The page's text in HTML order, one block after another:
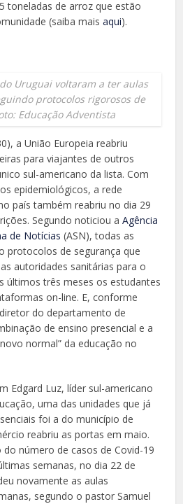
toneladas de arroz que estão
(saiba maisaqui).
Uruguai voltaram a ter aulas
protocolos rigorosos de
Educação Adventista
a União Europeia reabriu
para viajantes de outros
sul-americano da lista. Com
epidemiológicos, a rede
país também reabriu no dia 29
Segundo noticiou aAgência
de Notícias (ASN), todas as
protocolos de segurança que
autoridades sanitárias para o
últimos três meses os estudantes
on-line. E, conforme
do departamento de
de ensino presencial e a
normal” da educação no
Edgard Luz, líder sul-americano
uma das unidades que já
foi a do município de
reabriu as portas em maio.
número de casos de Covid-19
semanas, no dia 22 de
novamente as aulas
segundo o pastor Samuel